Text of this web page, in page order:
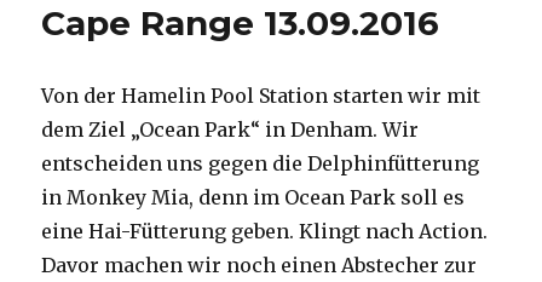
Cape Range 13.09.2016
Von der Hamelin Pool Station starten wir mit
dem Ziel „Ocean Park“ in Denham. Wir
entscheiden uns gegen die Delphinfütterung
in Monkey Mia, denn im Ocean Park soll es
eine Hai-Fütterung geben. Klingt nach Action.
Davor machen wir noch einen Abstecher zur